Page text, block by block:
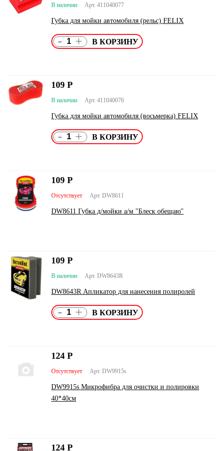
Арт. 411040077
В наличии
Губка для мойки автомобиля (рельс) FELIX
- +
Арт. 411040076
В наличии
Губка для мойки автомобиля (восьмерка) FELIX
109 Р
- +
Арт. DW8611
Отсутствует
DW8611 Губка д/мойки а/м "Блеск обещаю"
109 Р
Арт. DW8643R
В наличии
DW8643R Апликатор для нанесения полиролей
109 Р
- +
Арт. DW9915s
Отсутствует
DW9915s Микрофибра для очистки и полировки
40*40см
124 Р
124 Р